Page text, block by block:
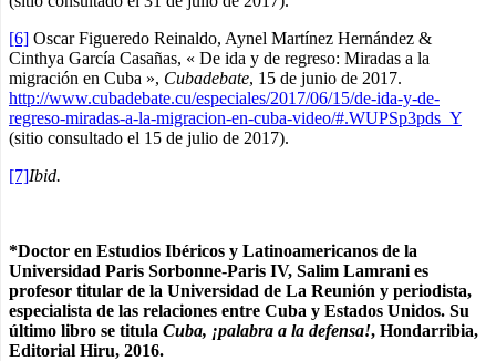
[6] Oscar Figueredo Reinaldo, Aynel Martínez Hernández &
Cinthya García Casañas, « De ida y de regreso: Miradas a la
migración en Cuba », Cubadebate, 15 de junio de 2017.
http://www.cubadebate.cu/especiales/2017/06/15/de-ida-y-de-
regreso-miradas-a-la-migracion-en-cuba-video/#.WUPSp3pds_Y
(sitio consultado el 15 de julio de 2017).
[7]Ibid.
*Doctor en Estudios Ibéricos y Latinoamericanos de la
Universidad Paris Sorbonne-Paris IV, Salim Lamrani es
profesor titular de la Universidad de La Reunión y periodista,
especialista de las relaciones entre Cuba y Estados Unidos. Su
último libro se titula Cuba, ¡palabra a la defensa!, Hondarribia,
Editorial Hiru, 2016.